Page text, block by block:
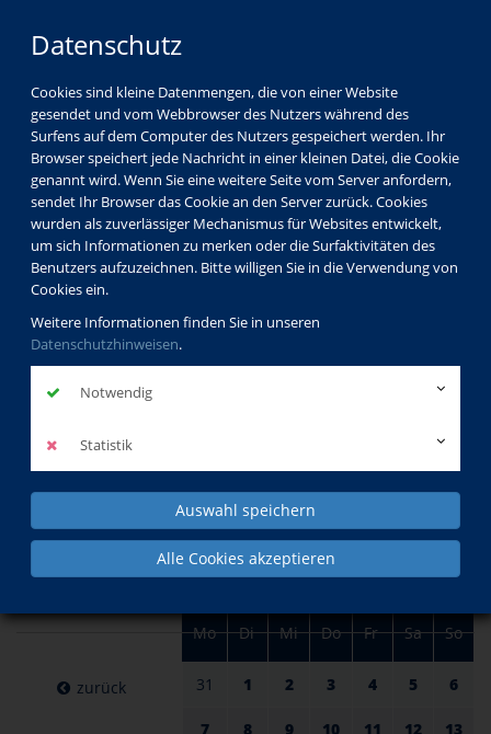
Datenschutz
Cookies sind kleine Datenmengen, die von einer Website
gesendet und vom Webbrowser des Nutzers während des
Surfens auf dem Computer des Nutzers gespeichert werden. Ihr
Browser speichert jede Nachricht in einer kleinen Datei, die Cookie
genannt wird. Wenn Sie eine weitere Seite vom Server anfordern,
sendet Ihr Browser das Cookie an den Server zurück. Cookies
wurden als zuverlässiger Mechanismus für Websites entwickelt,
um sich Informationen zu merken oder die Surfaktivitäten des
Benutzers aufzuzeichnen. Bitte willigen Sie in die Verwendung von
Cookies ein.
Weitere Informationen finden Sie in unseren
Datenschutzhinweisen.
Notwendig
Statistik
Auswahl speichern
Alle Cookies akzeptieren
LOGIN MENÜ
im April
Mo Di Mi Do Fr Sa So
31 1 2 3 4 5 6
7 8 9 10 11 12 13
am 27.
2025
zurück